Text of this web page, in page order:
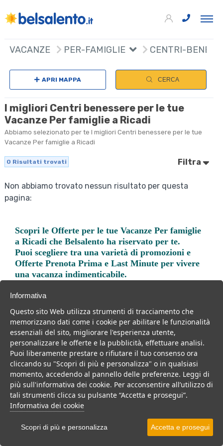
VACANZE PER-FAMIGLIE CENTRI-
APRI MAPPA CERCA
I migliori Centri benessere per le tue
Vacanze Per famiglie a Ricadi
Abbiamo selezionato per te I migliori Centri benessere per le tue
Vacanze Per famiglie a Ricadi
0 Risultati trovati Filtra
Non abbiamo trovato nessun risultato per questa
pagina:
Scopri leOfferte per le tue Vacanze Per famiglie
a Ricadi che Belsalento ha riservato per te.
Puoi scegliere tra una varietà di promozioni e
Offerte Prenota Prima e Last Minute per vivere
una vacanza indimenticabile.
Trova la soluzione migliore per la tua prossima
vacanza.
Noi di belsalento.it abbiamo selezionato per te le migliori mete, i
migliori servizi, le migliori offerte per il tuo prossimo viaggio.
Informativa
Questo sito Web utilizza strumenti di tracciamento che
memorizzano dati come i cookie per abilitare le funzionalità
essenziali del sito, migliorare l'esperienza utente,
personalizzare le offerte e la pubblicità, effettuare analisi.
Puoi liberamente prestare o rifiutare il tuo consenso ora
cliccando su "Scopri di più e personalizza" o in qualsiasi
momento, accedendo al pannello delle preferenze. Leggi di
più sull'informativa dei cookie. Per acconsentire all’utilizzo di
tali strumenti clicca su pulsante “Accetta e prosegui”.
Informativa dei cookie
Scopri di più e personalizza Accetta e prosegui